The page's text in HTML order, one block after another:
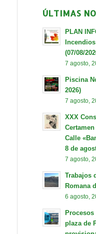
ÚLTIMAS
PLAN
(07/08/
7 agosto,
Piscina
2026)
7 agosto,
XXX
Calle
8 de
7 agosto,
Trabajos
Romana
6 agosto,
Procesos
plaza de